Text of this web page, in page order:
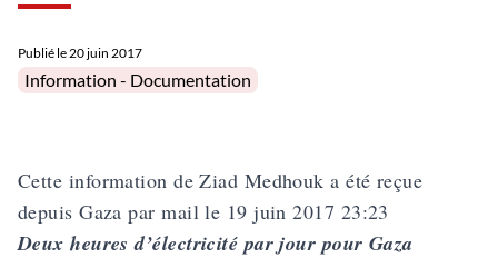
Publié le20 juin 2017
Posted in
Information - Documentation
Cette information de Ziad Medhouk a été reçue
depuis Gaza par mail le 19 juin 2017 23:23
Deux heures d’électricité par jour pour Gaza